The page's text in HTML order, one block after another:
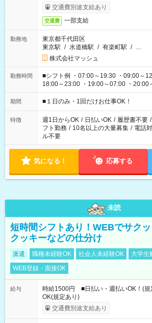
交通費別途支給あり
交通費 一部支給
勤務地
東京都千代田区
東京駅 / 水道橋駅 / 有楽町駅 / …
株式会社マッシュ
勤務時間
■シフト例 ・07:00～19:30 ・09:00～
18:00～23:00 ・19:00～07:00 ・20:00
etc ★最短で3時間で5,120円のお仕事から 15時間で2万円近く稼
げるお仕事も！ ご希望のお時間に合わせてご紹介！ ※シフトは
ください！
期間 ■１日のみ・1回だけお仕事OK！
特徴 週1日からOK / 日払いOK / 履歴書不要 /
フト勤務 / 10名以上の大量募集 / 電話
ル不要
気になる！ 応募する
未読
短時間シフトあり！WEBでサク
クッキーなどの仕分け
派遣 職種未経験OK 社会人未経験OK 大学生
WEB登録・面接OK
給与
時給1500円 ■日払い・週払いOK！(
OK(規定あり)
交通費別途支給あり